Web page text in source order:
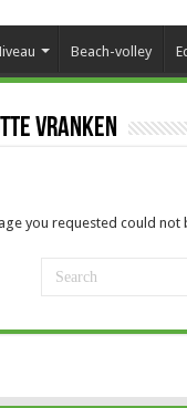
Beach-volley
Vranken
you requested could not